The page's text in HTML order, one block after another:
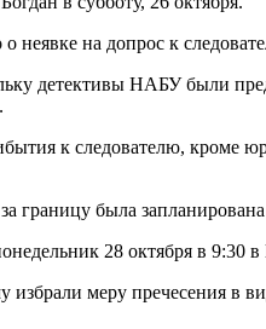
неявке на допрос к
детективы НАБУ были
к следователю, кроме
границу была
28 октября в
избрали меру пречесения в